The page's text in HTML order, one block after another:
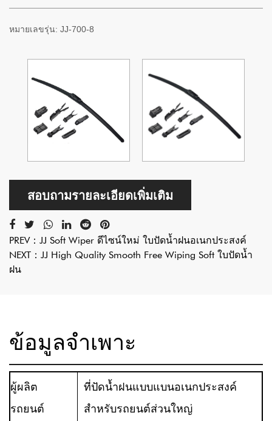
หมายเลขรุ่น: JJ-700-8
สอบถามรายละเอียดเพิ่มเติม
PREV： JJ Soft Wiper ดีไซน์ใหม่ ใบปัดน้ำฝนอเนกประสงค์
NEXT： JJ High Quality Smooth Free Wiping Soft ใบปัดน้ำ
ฝน
ข้อมูลจำเพาะ
ผู้ผลิต
รถยนต์
ที่ปัดน้ำฝนแบบแบนอเนกประสงค์
สำหรับรถยนต์ส่วนใหญ่